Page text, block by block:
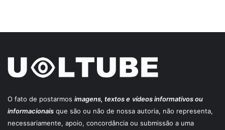
O fato de postarmos imagens, textos e vídeos informativos ou
informacionais que são ou não de nossa autoria, não representa,
necessariamente, apoio, concordância ou submissão a uma